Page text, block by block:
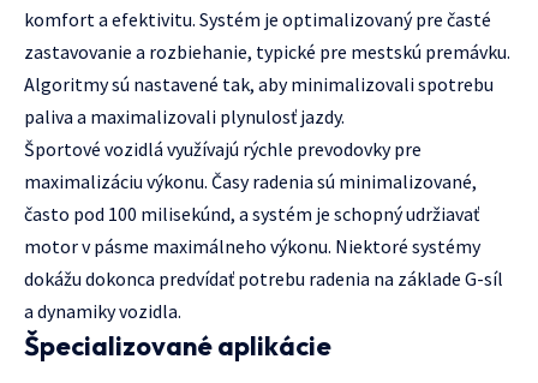
komfort a efektivitu. Systém je optimalizovaný pre časté
zastavovanie a rozbiehanie, typické pre mestskú premávku.
Algoritmy sú nastavené tak, aby minimalizovali spotrebu
paliva a maximalizovali plynulosť jazdy.
Športové vozidlá využívajú rýchle prevodovky pre
maximalizáciu výkonu. Časy radenia sú minimalizované,
často pod 100 milisekúnd, a systém je schopný udržiavať
motor v pásme maximálneho výkonu. Niektoré systémy
dokážu dokonca predvídať potrebu radenia na základe G-síl
a dynamiky vozidla.
Špecializované aplikácie